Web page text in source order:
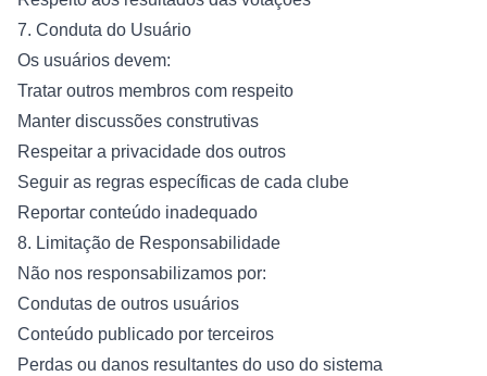
7. Conduta do Usuário
Os usuários devem:
Tratar outros membros com respeito
Manter discussões construtivas
Respeitar a privacidade dos outros
Seguir as regras específicas de cada clube
Reportar conteúdo inadequado
8. Limitação de Responsabilidade
Não nos responsabilizamos por:
Condutas de outros usuários
Conteúdo publicado por terceiros
Perdas ou danos resultantes do uso do sistema